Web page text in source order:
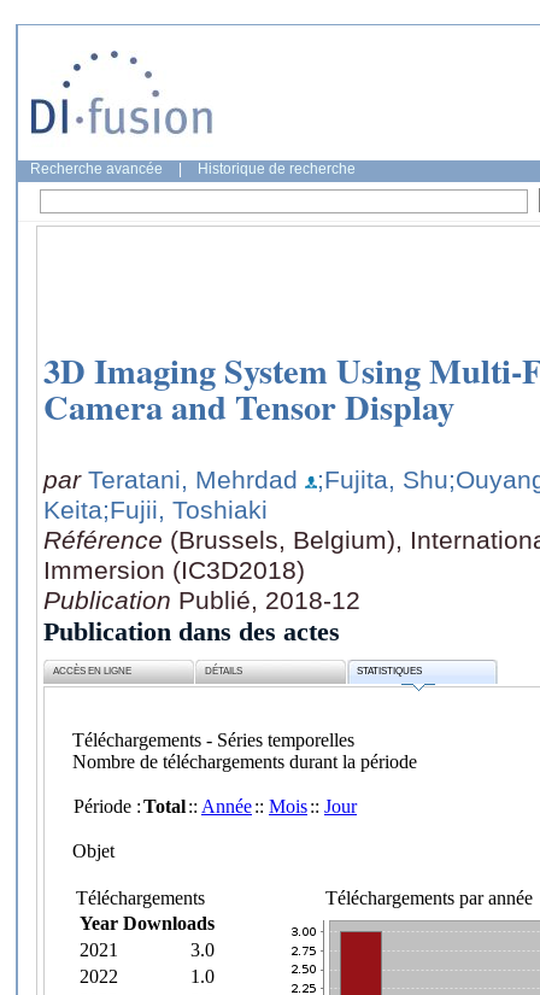
Recherche avancée Historique de recherche
3D Imaging System Using Multi-
Camera and Tensor Display
par Teratani, Mehrdad ;Fujita, Shu
Keita;Fujii, Toshiaki
Référence (Brussels, Belgium),
Immersion (IC3D2018)
Publication Publié, 2018-12
Publication dans des actes
ACCÈS EN LIGNE DÉTAILS STATISTIQUES